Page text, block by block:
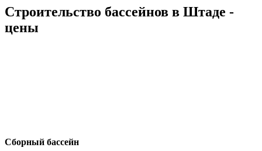
Строительство бассейнов в Штаде -
цены
Cборный бассейн